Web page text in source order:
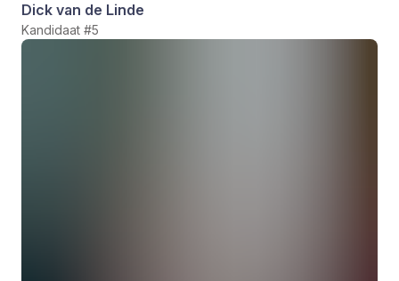
Dick van de Linde
Kandidaat #5